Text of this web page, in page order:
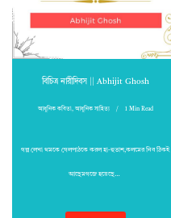
বিচিত্র নারীদিবস || Abhijit Ghosh
আধুনিক কবিতা , আধুনিক সাহিত্য 1 Min Read
গল্প লেখা থমকে গেলপাঠকে করল হা-হুতাশ,কলমের নিব ঠিকই
আছেমগজে হয়েছে…